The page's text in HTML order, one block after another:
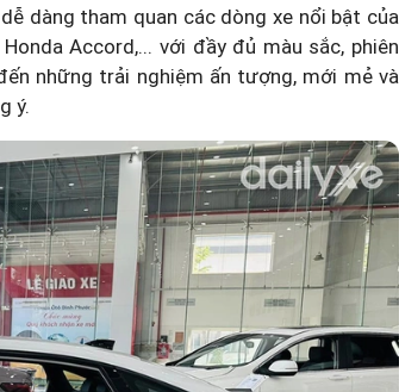
dàng tham quan các dòng xe nổi bật của
Honda Accord,... với đầy đủ màu sắc, phiên
những trải nghiệm ấn tượng, mới mẻ và
ý.